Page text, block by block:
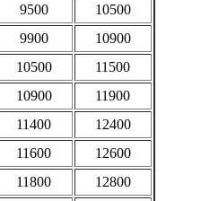
9500
10500
9900
10900
10500
11500
10900
11900
11400
12400
11600
12600
11800
12800